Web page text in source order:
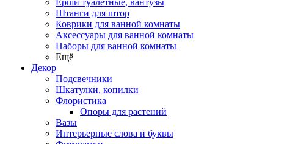
Ерши туалетные, вантузы
Штанги для штор
Коврики для ванной комнаты
Аксессуары для ванной комнаты
Наборы для ванной комнаты
Ещё
Декор
Подсвечники
Шкатулки, копилки
Флористика
Опоры для растений
Вазы
Интерьерные слова и буквы